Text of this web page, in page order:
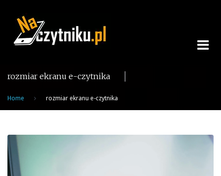
content
rozmiar ekranu e-czytnika
Home rozmiar ekranu e-czytnika
Tag:
rozmiar